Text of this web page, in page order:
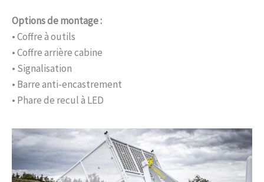
Options de montage :
• Coffre à outils
• Coffre arrière cabine
• Signalisation
• Barre anti-encastrement
• Phare de recul à LED